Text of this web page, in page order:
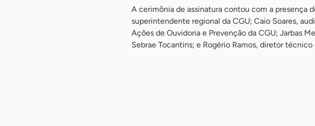
A cerimônia de assinatura contou com a presença
superintendente regional da CGU; Caio Soares,
Ações de Ouvidoria e Prevenção da CGU; Jarbas
Sebrae Tocantins; e Rogério Ramos, diretor